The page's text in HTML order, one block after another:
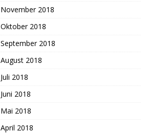
November 2018
Oktober 2018
September 2018
August 2018
Juli 2018
Juni 2018
Mai 2018
April 2018